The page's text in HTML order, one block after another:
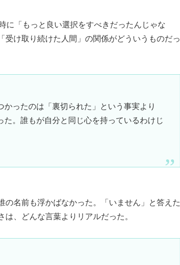
に「もっと良い選択をすべきだったんじゃな
け取り続けた人間」の関係がどういうものだっ
ったのは「裏切られた」という事実より
た。誰もが自分と同じ心を持っているわけじ
名前も浮かばなかった。「いません」と答えた
、どんな言葉よりリアルだった。